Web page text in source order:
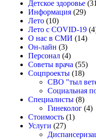
Детское здоровье
Информация (29)
Лето (10)
Лето с COVID-19
О нас в СМИ (14)
Он-лайн (3)
Персонал (4)
Советы врача (55)
Соцпроекты (18)
СВО "тыл
Социальная
Специалисты (8)
Гинеколог (4)
Стоимость (1)
Услуги (27)